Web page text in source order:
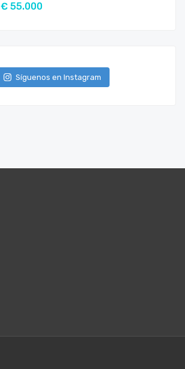
€ 55.000
Síguenos en Instagram